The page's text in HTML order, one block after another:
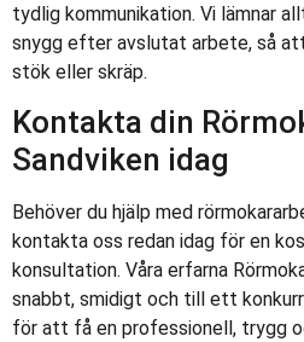
tydlig kommunikation. Vi lämnar
snygg efter avslutat arbete, så
stök eller skräp.
Kontakta din
Sandviken idag
Behöver du hjälp med
kontakta oss redan idag för en
konsultation. Våra erfarna
snabbt, smidigt och till ett
för att få en professionell, trygg